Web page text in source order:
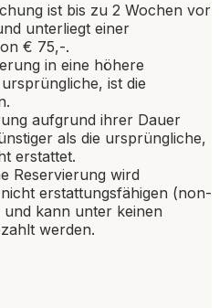
ist bis zu 2 Wochen vor
unterliegt einer
€ 75,-.
in eine höhere
ist die
aufgrund ihrer Dauer
als die ursprüngliche,
erstattet.
Reservierung wird
erstattungsfähigen (non-
kann unter keinen
werden.